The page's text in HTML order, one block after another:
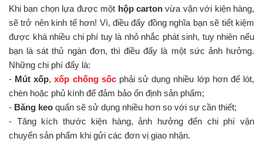
Khi bạn chọn lựa được một hộp cartonvừa vặn với kiện hàng,
sẽ trở nên kinh tế hơn! Vì, điều đấy đồng nghĩa bạn sẽ tiết kiệm
được khá nhiều chi phí tuy là nhỏ nhắc phát sinh, tuy nhiên nếu
bạn là sát thủ ngàn đơn, thì điều đấy là một sức ảnh hưởng.
Những chi phí đấy là:
- Mút xốp,xốp chống sốcphải sử dụng nhiều lớp hơn để lót,
chèn hoặc phủ kính để đảm bảo ổn định sản phẩm;
- Băng keo quấn sẽ sử dụng nhiều hơn so với sự cần thiết;
- Tăng kích thước kiện hàng, ảnh hưởng đến chi phí vận
chuyển sản phẩm khi gửi các đơn vị giao nhận.